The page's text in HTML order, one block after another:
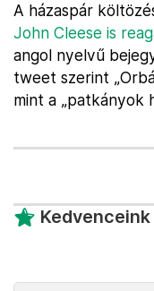
A házaspár
John Cleese is
angol nyelvű
tweet szerint
mint a „patkányok
Kedvenceink